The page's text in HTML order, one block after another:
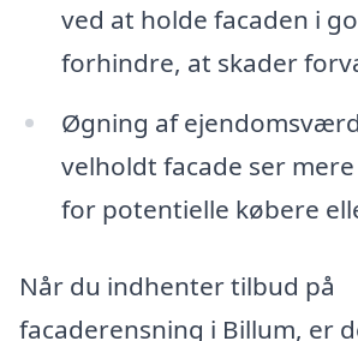
ved at holde facaden i
forhindre, at skader
Øgning af
velholdt facade ser
for potentielle købere
Når du indhenter tilbud på
facaderensning i Billum, er